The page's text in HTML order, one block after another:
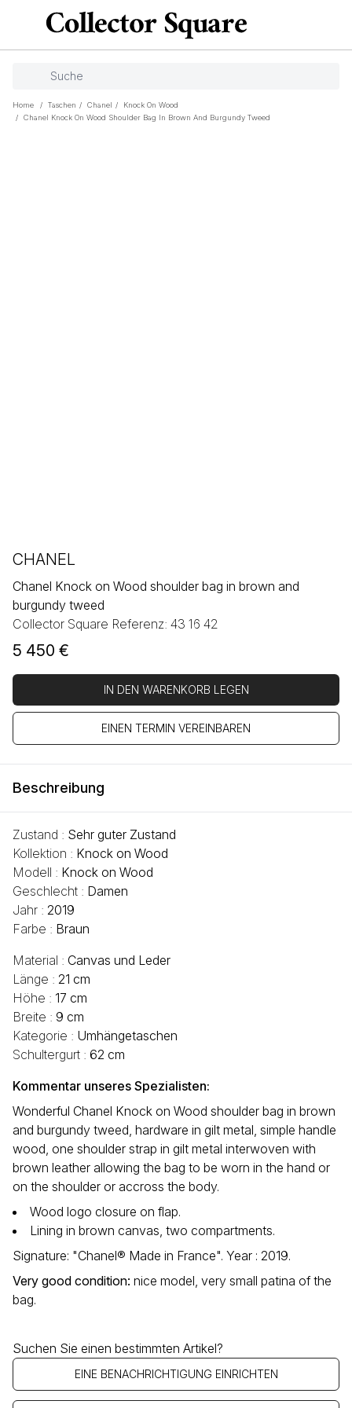
Home / Taschen / Chanel /
Knock On Wood
/
Chanel Knock On Wood Shoulder Bag In Brown And Burgundy Tweed
CHANEL
Chanel Knock on Wood shoulder bag in brown and
burgundy tweed
Collector Square Referenz: 43 16 42
5 450 €
IN DEN WARENKORB LEGEN
EINEN TERMIN VEREINBAREN
Beschreibung
Zustand : Sehr guter Zustand
Kollektion : Knock on Wood
Modell : Knock on Wood
Geschlecht : Damen
Jahr : 2019
Farbe : Braun
Material : Canvas und Leder
Länge : 21 cm
Höhe : 17 cm
Breite : 9 cm
Kategorie : Umhängetaschen
Schultergurt : 62 cm
Kommentar unseres Spezialisten:
Wonderful Chanel Knock on Wood shoulder bag in brown
and burgundy tweed, hardware in gilt metal, simple handle
wood, one shoulder strap in gilt metal interwoven with
brown leather allowing the bag to be worn in the hand or
on the shoulder or accross the body.
Wood logo closure on flap.
Lining in brown canvas, two compartments.
Signature: "Chanel® Made in France". Year : 2019.
Very good condition: nice model, very small patina of the
bag.
Suchen Sie einen bestimmten Artikel?
EINE BENACHRICHTIGUNG EINRICHTEN